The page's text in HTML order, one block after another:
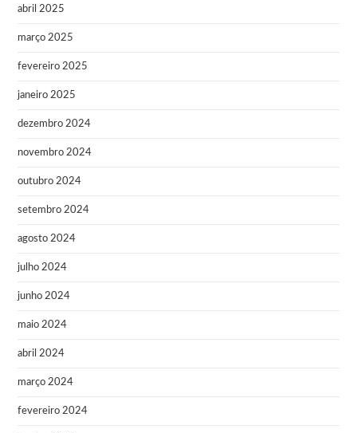
abril 2025
março 2025
fevereiro 2025
janeiro 2025
dezembro 2024
novembro 2024
outubro 2024
setembro 2024
agosto 2024
julho 2024
junho 2024
maio 2024
abril 2024
março 2024
fevereiro 2024